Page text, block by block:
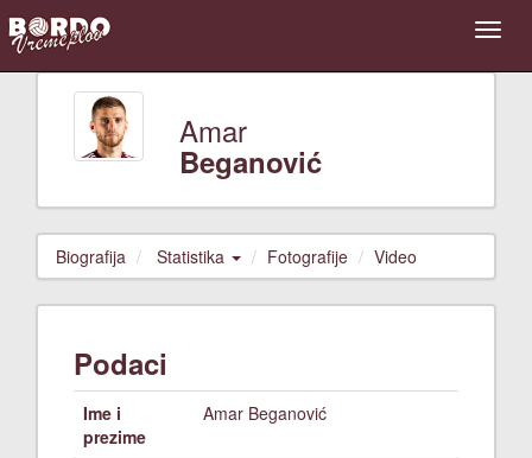
Amar
Beganović
Biografija Statistika Fotografije Video
Podaci
Ime i
prezime
Amar Beganović